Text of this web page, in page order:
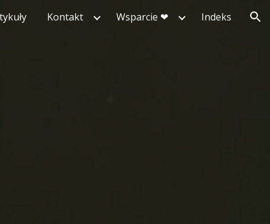
Kontakt Wsparcie ❤︎ Indeks